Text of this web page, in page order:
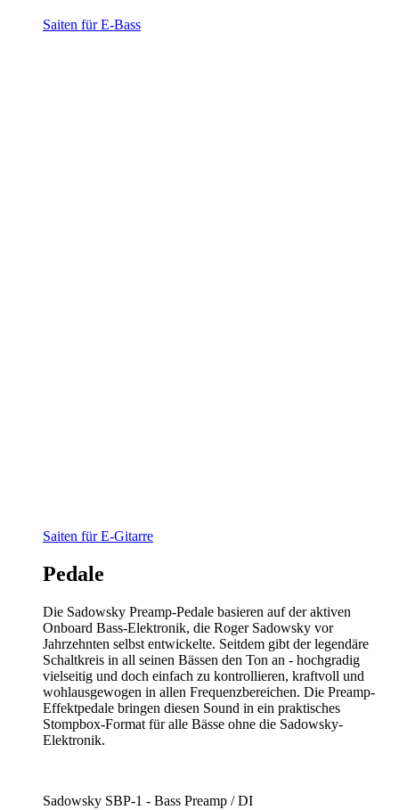
Saiten für E-Bass
Saiten für E-Gitarre
Pedale
Die Sadowsky Preamp-Pedale basieren auf der aktiven
Onboard Bass-Elektronik, die Roger Sadowsky vor
Jahrzehnten selbst entwickelte. Seitdem gibt der legendäre
Schaltkreis in all seinen Bässen den Ton an - hochgradig
vielseitig und doch einfach zu kontrollieren, kraftvoll und
wohlausgewogen in allen Frequenzbereichen. Die Preamp-
Effektpedale bringen diesen Sound in ein praktisches
Stompbox-Format für alle Bässe ohne die Sadowsky-
Elektronik.
Sadowsky SBP-1 - Bass Preamp / DI